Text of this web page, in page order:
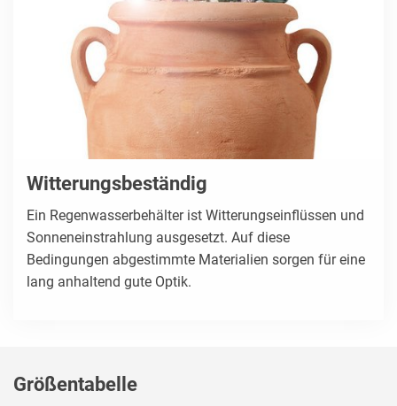
Witterungsbeständig
Ein Regenwasserbehälter ist Witterungseinflüssen und
Sonneneinstrahlung ausgesetzt. Auf diese
Bedingungen abgestimmte Materialien sorgen für eine
lang anhaltend gute Optik.
Größentabelle